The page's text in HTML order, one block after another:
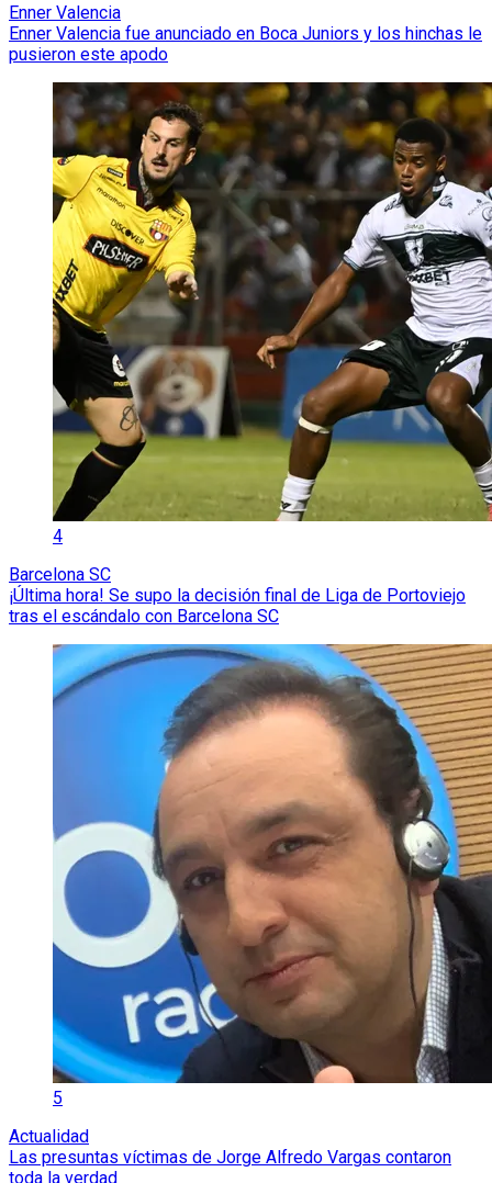
Enner Valencia
Enner Valencia fue anunciado en Boca Juniors y los hinchas le
pusieron este apodo
4
Barcelona SC
¡Última hora! Se supo la decisión final de Liga de Portoviejo
tras el escándalo con Barcelona SC
5
Actualidad
Las presuntas víctimas de Jorge Alfredo Vargas contaron
toda la verdad